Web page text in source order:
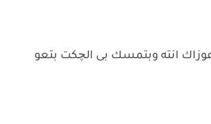
انته وبتمسك بى الچكت بتعو